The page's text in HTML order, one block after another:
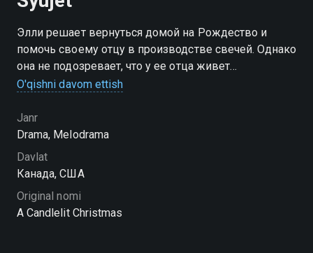
Элли решает вернуться домой на Рождество и
помочь своему отцу в производстве свечей. Однако
она не подозревает, что у ее отца живет
очаровательный писатель Логан, который ищет
O'qishni davom ettish
Janr
Drama, Melodrama
Davlat
Канада, США
Original nomi
A Candlelit Christmas